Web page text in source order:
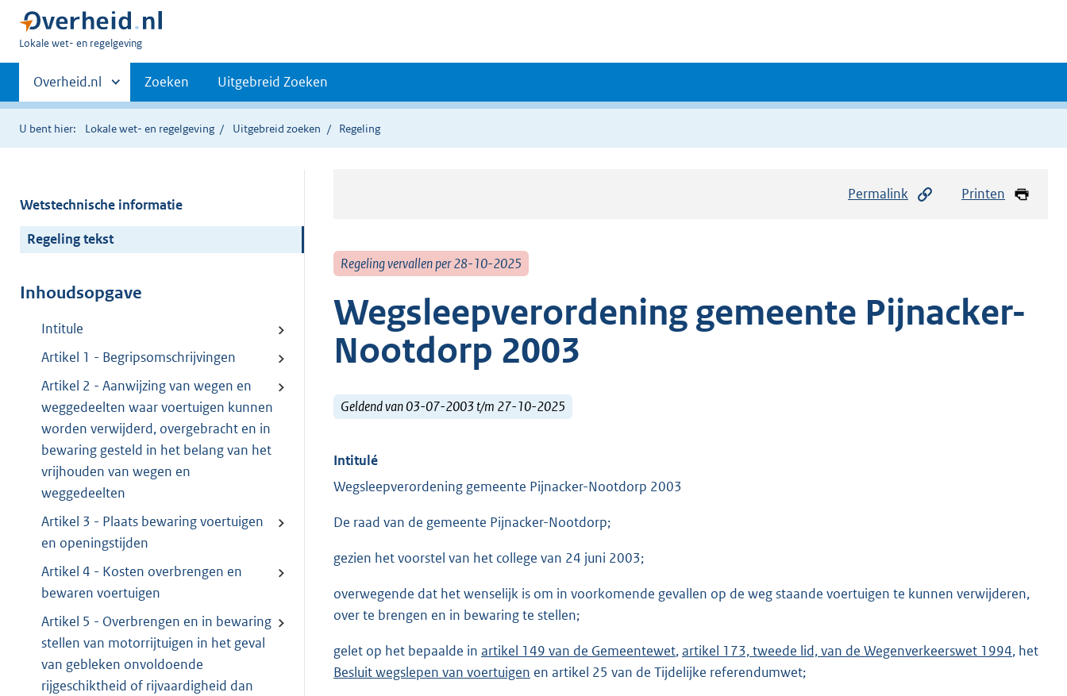
U
hier:
Lokale wet- en regelgeving
Primaire
navigatie
Andere
sites
binnen
Overheid.nl Zoeken Uitgebreid Zoeken
U bent hier: Lokale wet- en regelgeving Uitgebreid zoeken Regeling
Wetstechnische informatie
Regeling tekst
Inhoudsopgave
Intitule
Artikel 1 - Begripsomschrijvingen
Artikel 2 - Aanwijzing van wegen en
weggedeelten waar voertuigen kunnen
worden verwijderd, overgebracht en in
bewaring gesteld in het belang van het
vrijhouden van wegen en
weggedeelten
Artikel 3 - Plaats bewaring voertuigen
en openingstijden
Artikel 4 - Kosten overbrengen en
bewaren voertuigen
Artikel 5 - Overbrengen en in bewaring
stellen van motorrijtuigen in het geval
van gebleken onvoldoende
rijgeschiktheid of rijvaardigheid dan
Permalink Printen
Regeling vervallen per 28-10-2025
Wegsleepverordening gemeente Pijnacker-
Nootdorp 2003
Geldend van 03-07-2003 t/m 27-10-2025
Intitulé
Wegsleepverordening gemeente Pijnacker-Nootdorp 2003
De raad van de gemeente Pijnacker-Nootdorp;
gezien het voorstel van het college van 24 juni 2003;
overwegende dat het wenselijk is om in voorkomende gevallen op de weg staande voertuigen te kunnen verwijderen,
over te brengen en in bewaring te stellen;
gelet op het bepaalde in artikel 149 van de Gemeentewet,artikel 173, tweede lid, van de Wegenverkeerswet 1994, het
Besluit wegslepen van voertuigen en artikel 25 van de Tijdelijke referendumwet;